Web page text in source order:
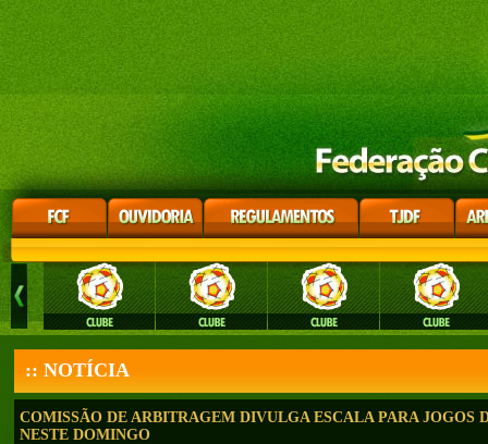
:: NOTÍCIA
COMISSÃO DE ARBITRAGEM DIVULGA ESCALA PARA JOGOS
NESTE DOMINGO